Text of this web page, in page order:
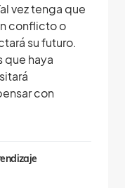
vez tenga que
conflicto o
su futuro.
que haya
con